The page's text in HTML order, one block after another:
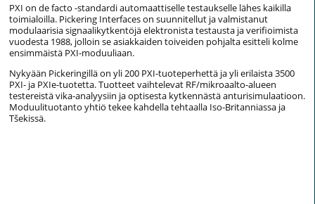
PXI on de facto -standardi automaattiselle testaukselle lähes kaikilla
toimialoilla. Pickering Interfaces on suunnitellut ja valmistanut
modulaarisia signaalikytkentöjä elektronista testausta ja verifioimista
vuodesta 1988, jolloin se asiakkaiden toiveiden pohjalta esitteli kolme
ensimmäistä PXI-moduuliaan.
Nykyään Pickeringillä on yli 200 PXI-tuoteperhettä ja yli erilaista 3500
PXI- ja PXIe-tuotetta. Tuotteet vaihtelevat RF/mikroaalto-alueen
testereistä vika-analyysiin ja optisesta kytkennästä anturisimulaatioon.
Moduulituotanto yhtiö tekee kahdella tehtaalla Iso-Britanniassa ja
Tšekissä.